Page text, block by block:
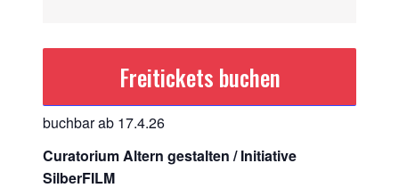
Freitickets buchen
buchbar ab 17.4.26
Curatorium Altern gestalten / Initiative
SilberFILM